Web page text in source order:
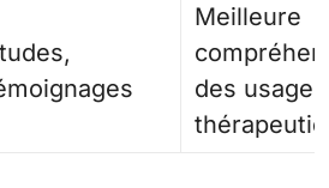
Meilleure
des usages